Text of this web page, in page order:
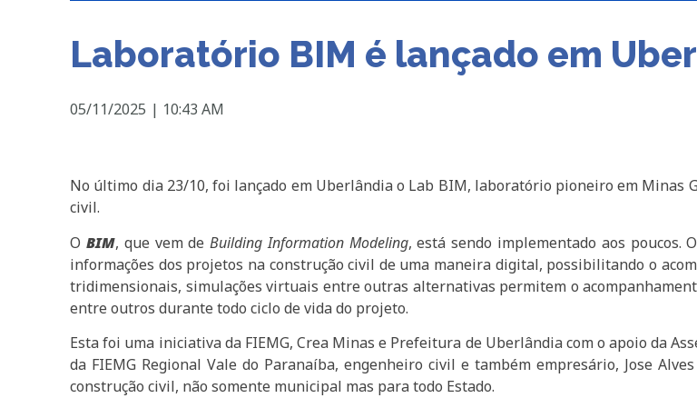
Laboratório BIM é lançado em
05/11/2025 | 10:43 AM
No último dia 23/10, foi lançado em Uberlândia o Lab BIM, laboratório pioneiro em Minas
civil.
O BIM, que vem deBuilding Information Modeling, está sendo implementado aos poucos.
informações dos projetos na construção civil de uma maneira digital, possibilitando o
tridimensionais, simulações virtuais entre outras alternativas permitem o
entre outros durante todo ciclo de vida do projeto.
Esta foi uma iniciativa da FIEMG, Crea Minas e Prefeitura de Uberlândia com o apoio da
da FIEMG Regional Vale do Paranaíba, engenheiro civil e também empresário, Jose
construção civil, não somente municipal mas para todo Estado.